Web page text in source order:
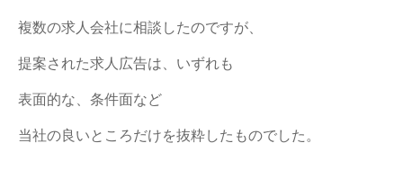
複数の求人会社に相談したのですが、
提案された求人広告は、いずれも
表面的な、条件面など
当社の良いところだけを抜粋したものでした。